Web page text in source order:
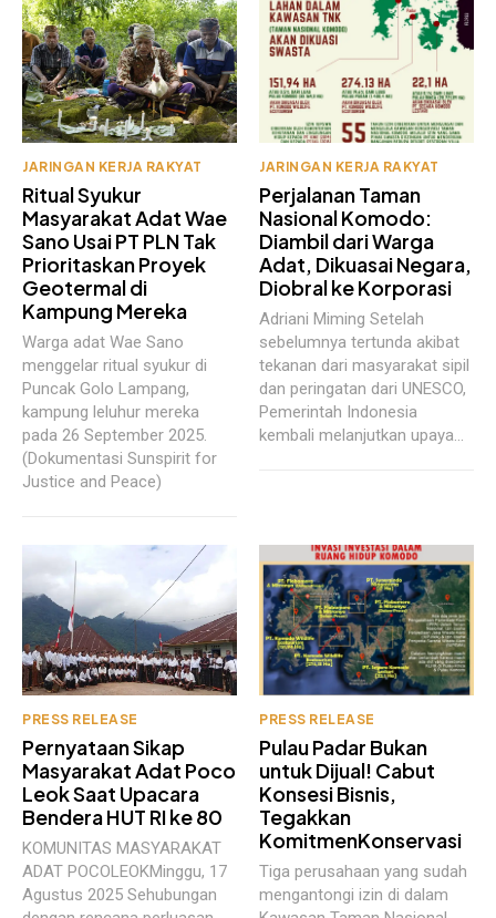
JARINGAN KERJA RAKYAT
Ritual Syukur
Masyarakat Adat Wae
Sano Usai PT PLN Tak
Prioritaskan Proyek
Geotermal di
Kampung Mereka
Warga adat Wae Sano
menggelar ritual syukur di
Puncak Golo Lampang,
kampung leluhur mereka
pada 26 September 2025.
(Dokumentasi Sunspirit for
Justice and Peace)
JARINGAN KERJA RAKYAT
Perjalanan Taman
Nasional Komodo:
Diambil dari Warga
Adat, Dikuasai Negara,
Diobral ke Korporasi
Adriani Miming Setelah
sebelumnya tertunda akibat
tekanan dari masyarakat sipil
dan peringatan dari UNESCO,
Pemerintah Indonesia
kembali melanjutkan upaya...
PRESS RELEASE
Pernyataan Sikap
Masyarakat Adat Poco
Leok Saat Upacara
Bendera HUT RI ke 80
KOMUNITAS MASYARAKAT
ADAT POCOLEOKMinggu, 17
Agustus 2025 Sehubungan
PRESS RELEASE
Pulau Padar Bukan
untuk Dijual! Cabut
Konsesi Bisnis,
Tegakkan
KomitmenKonservasi
Tiga perusahaan yang sudah
mengantongi izin di dalam